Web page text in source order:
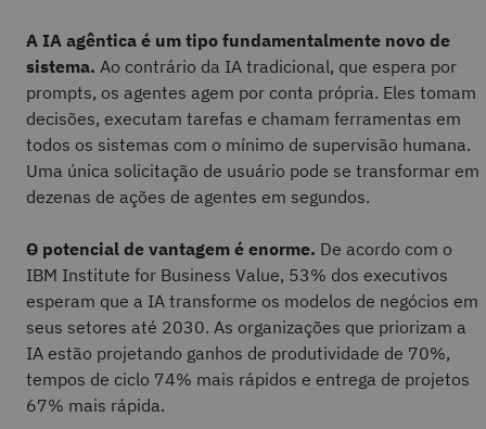
A IA agêntica é um tipo fundamentalmente novo de
sistema. Ao contrário da IA tradicional, que espera por
prompts, os agentes agem por conta própria. Eles tomam
decisões, executam tarefas e chamam ferramentas em
todos os sistemas com o mínimo de supervisão humana.
Uma única solicitação de usuário pode se transformar em
dezenas de ações de agentes em segundos.
O potencial de vantagem é enorme. De acordo com o
IBM Institute for Business Value, 53% dos executivos
esperam que a IA transforme os modelos de negócios em
seus setores até 2030. As organizações que priorizam a
IA estão projetando ganhos de produtividade de 70%,
tempos de ciclo 74% mais rápidos e entrega de projetos
67% mais rápida.